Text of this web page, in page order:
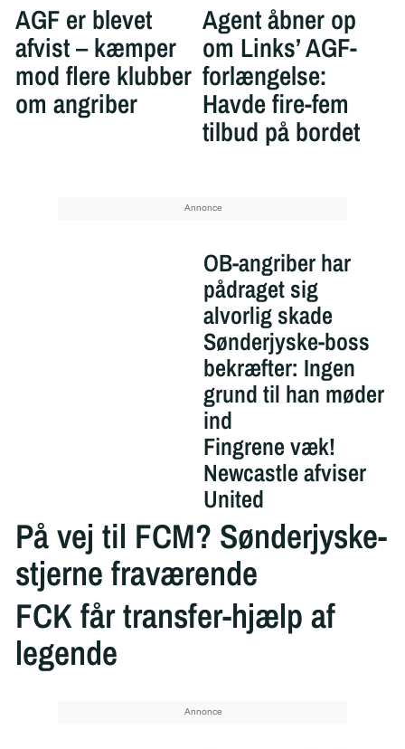
AGF er blevet
afvist – kæmper
mod flere klubber
om angriber
Agent åbner op
om Links’ AGF-
forlængelse:
Havde fire-fem
tilbud på bordet
OB-angriber har
pådraget sig
alvorlig skade
Sønderjyske-boss
bekræfter: Ingen
grund til han møder
ind
Fingrene væk!
Newcastle afviser
United
På vej til FCM? Sønderjyske-
stjerne fraværende
FCK får transfer-hjælp af
legende